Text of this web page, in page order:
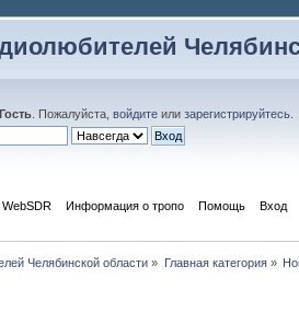
Гость . Пожалуйста, войдите или зарегистрируйтесь
Информация о тропо Помощь Вход
Челябинской области » Главная категория»